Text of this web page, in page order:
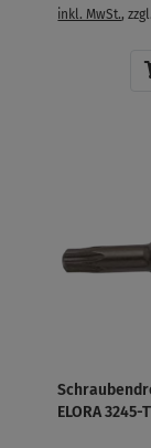
inkl. MwSt.,
ELORA 3245-